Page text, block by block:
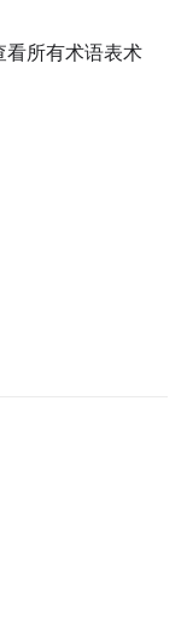
看所有术语表术